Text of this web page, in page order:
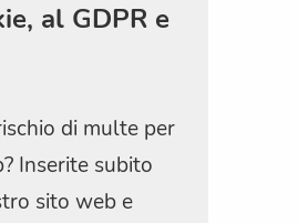
al GDPR e
di multe per
Inserite subito
sito web e